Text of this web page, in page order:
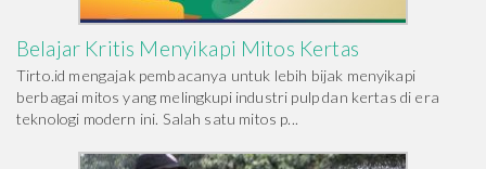
Belajar Kritis Menyikapi Mitos Kertas
Tirto.id mengajak pembacanya untuk lebih bijak menyikapi
berbagai mitos yang melingkupi industri pulp dan kertas di era
teknologi modern ini. Salah satu mitos p...